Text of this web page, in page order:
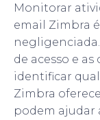
Monitorar
email Zimbra
de acesso e
identificar
Zimbra
podem ajudar